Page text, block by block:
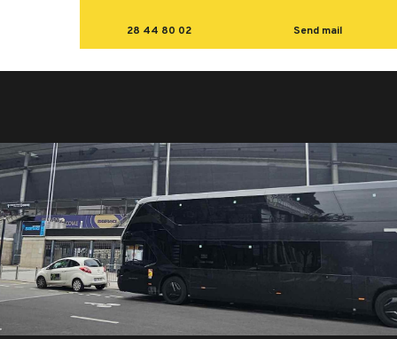
28 44 80 02 Send mail